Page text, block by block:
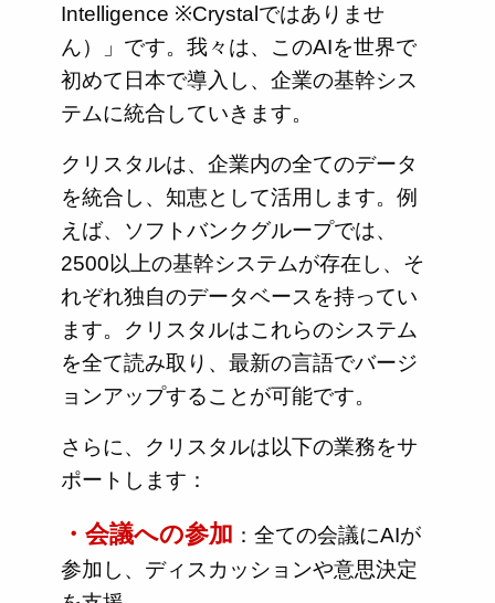
Intelligence ※Crystalではありませ
ん）」です。我々は、このAIを世界で
初めて日本で導入し、企業の基幹シス
テムに統合していきます。
クリスタルは、企業内の全てのデータ
を統合し、知恵として活用します。例
えば、ソフトバンクグループでは、
2500以上の基幹システムが存在し、そ
れぞれ独自のデータベースを持ってい
ます。クリスタルはこれらのシステム
を全て読み取り、最新の言語でバージ
ョンアップすることが可能です。
さらに、クリスタルは以下の業務をサ
ポートします：
・会議への参加 ：全ての会議にAIが
参加し、ディスカッションや意思決定